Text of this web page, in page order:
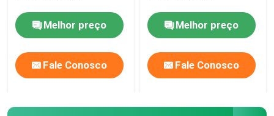
Melhor preço
Fale Conosco
Melhor preço
Fale Conosco